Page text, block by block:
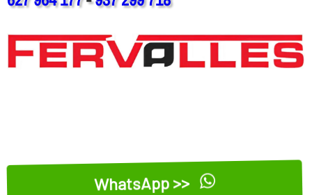
WhatsApp >>